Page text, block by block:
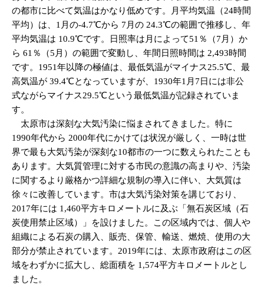
の都市に比べて気温はかなり低めです。月平均気温（24時間
平均）は、1月の-4.7℃から 7月の 24.3℃の範囲で推移し、年
平均気温は 10.9℃です。日照率は月によって51％（7月）か
ら 61％（5月）の範囲で変動し、年間日照時間は 2,493時間
です。1951年以降の極値は、最低気温がマイナス25.5℃、最
高気温が 39.4℃となっていますが、1930年1月7日には非公
式ながらマイナス29.5℃という最低気温が記録されていま
す。
太原市は深刻な大気汚染に悩まされてきました。特に
1990年代から 2000年代にかけては状況が厳しく、一時は世
界で最も大気汚染が深刻な10都市の一つに数えられたことも
あります。大気質管理に対する市民の意識の高まりや、汚染
に関するより厳格かつ詳細な規制の導入に伴い、大気質は
徐々に改善しています。市は大気汚染対策を講じており、
2017年には 1,460平方キロメートルに及ぶ「無石炭区域（石
炭使用禁止区域）」を設けました。この区域内では、個人や
組織による石炭の購入、販売、保管、輸送、燃焼、使用の大
部分が禁止されています。2019年には、太原市政府はこの区
域をわずかに拡大し、総面積を 1,574平方キロメートルとし
ました。